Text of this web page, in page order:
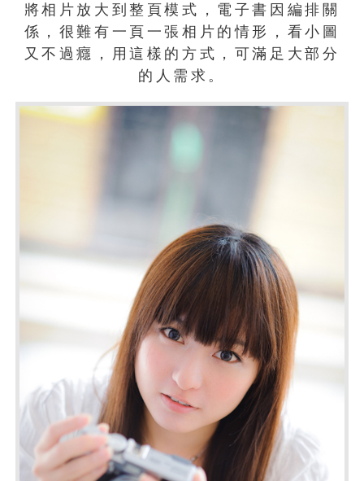
將相片放大到整頁模式，電子書因編排關
係，很難有一頁一張相片的情形，看小圖
又不過癮，用這樣的方式，可滿足大部分
的人需求。